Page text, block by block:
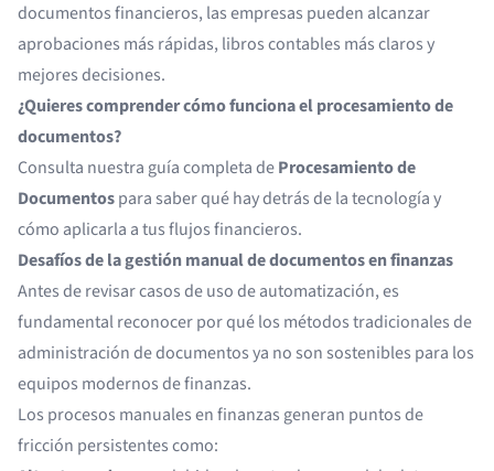
documentos financieros, las empresas pueden alcanzar
aprobaciones más rápidas, libros contables más claros y
mejores decisiones.
¿Quieres comprender cómo funciona el procesamiento de
documentos?
Consulta nuestra guía completa deProcesamiento de
Documentospara saber qué hay detrás de la tecnología y
cómo aplicarla a tus flujos financieros.
Desafíos de la gestión manual de documentos en finanzas
Antes de revisar casos de uso de automatización, es
fundamental reconocer por qué los métodos tradicionales de
administración de documentos ya no son sostenibles para los
equipos modernos de finanzas.
Los procesos manuales en finanzas generan puntos de
fricción persistentes como: